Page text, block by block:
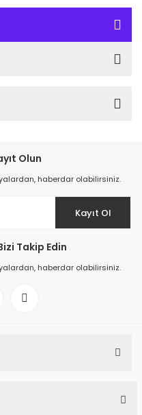
Olun
haberdar olabilirsiniz.
Kayıt Ol
Takip Edin
haberdar olabilirsiniz.